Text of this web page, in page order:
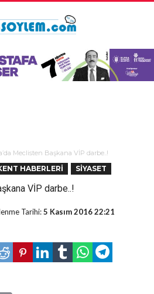
Meclisten Başkana VİP darbe..!
HABERLERİ SİYASET
VİP darbe..!
Tarihi:5 Kasım 2016 22:21